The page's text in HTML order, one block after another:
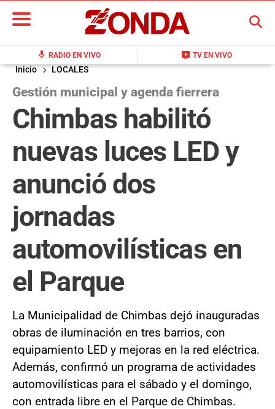
mic RADIO EN VIVO live_tv TV EN VIVO
BUSCAR
Inicio LOCALES
Gestión municipal y agenda fierrera
Chimbas habilitó
nuevas luces LED y
anunció dos
jornadas
automovilísticas en
el Parque
La Municipalidad de Chimbas dejó inauguradas
obras de iluminación en tres barrios, con
equipamiento LED y mejoras en la red eléctrica.
Además, confirmó un programa de actividades
automovilísticas para el sábado y el domingo,
con entrada libre en el Parque de Chimbas.